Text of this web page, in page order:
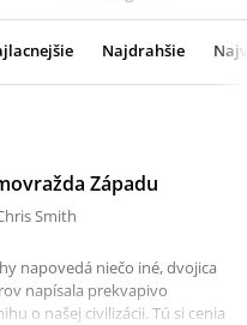
Najdrahšie
Západu
Smith
napovedá niečo iné, dvojica
napísala prekvapivo
o našej civilizácii. Tú si cenia